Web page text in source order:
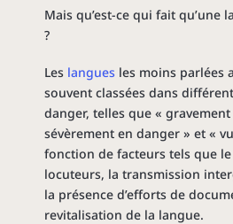
Mais qu’est-ce qui fait qu’une
?
Les langues les moins parlées
souvent classées dans
danger, telles que «
sévèrement en danger » et «
fonction de facteurs tels que
locuteurs, la transmission
la présence d’efforts de
revitalisation de la langue.